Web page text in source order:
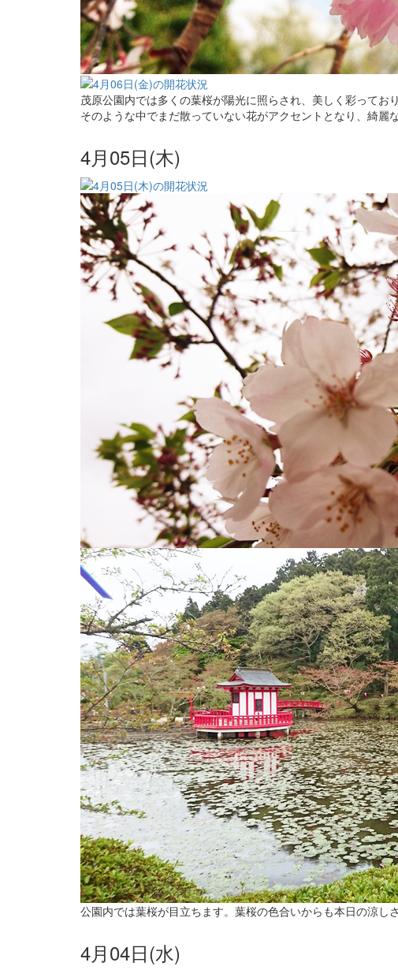
茂原公園内では多くの葉桜が陽光に照らされ、美しく彩っており
そのような中でまだ散っていない花がアクセントとなり、綺麗
4月05日(木)
公園内では葉桜が目立ちます。葉桜の色合いからも本日の涼し
4月04日(水)